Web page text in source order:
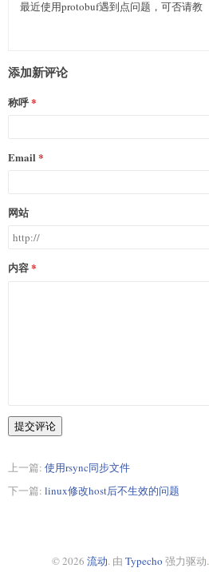
最近使用protobuf遇到点问题，可否请教
添加新评论
称呼
Email
网站
内容
提交评论
上一篇: 使用rsync同步文件
下一篇: linux修改host后不生效的问题
© 2026 流动. 由 Typecho 强力驱动.